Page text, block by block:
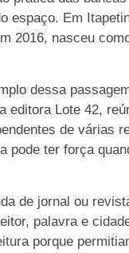
espaço. Em
2016, nasceu
dessa
editora Lote 42,
de várias
pode ter força
de jornal ou
palavra e
porque